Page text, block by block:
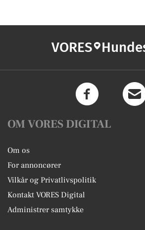
VORES
OM VORES DIGITAL
Om os
For annoncører
Vilkår og Privatlivspolitik
Kontakt VORES Digital
Administrer samtykke